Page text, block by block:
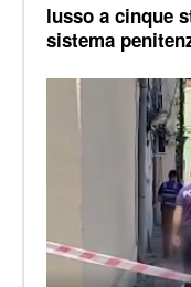
lusso a cinque
sistema